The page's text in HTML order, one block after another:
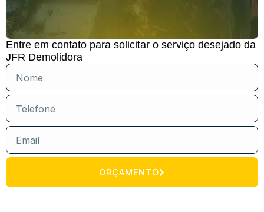
Entre em contato para solicitar o serviço desejado da
JFR Demolidora
ORÇAMENTO